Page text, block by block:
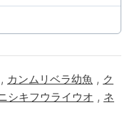
, カンムリベラ幼魚 , ク
シキフウライウオ , ネ